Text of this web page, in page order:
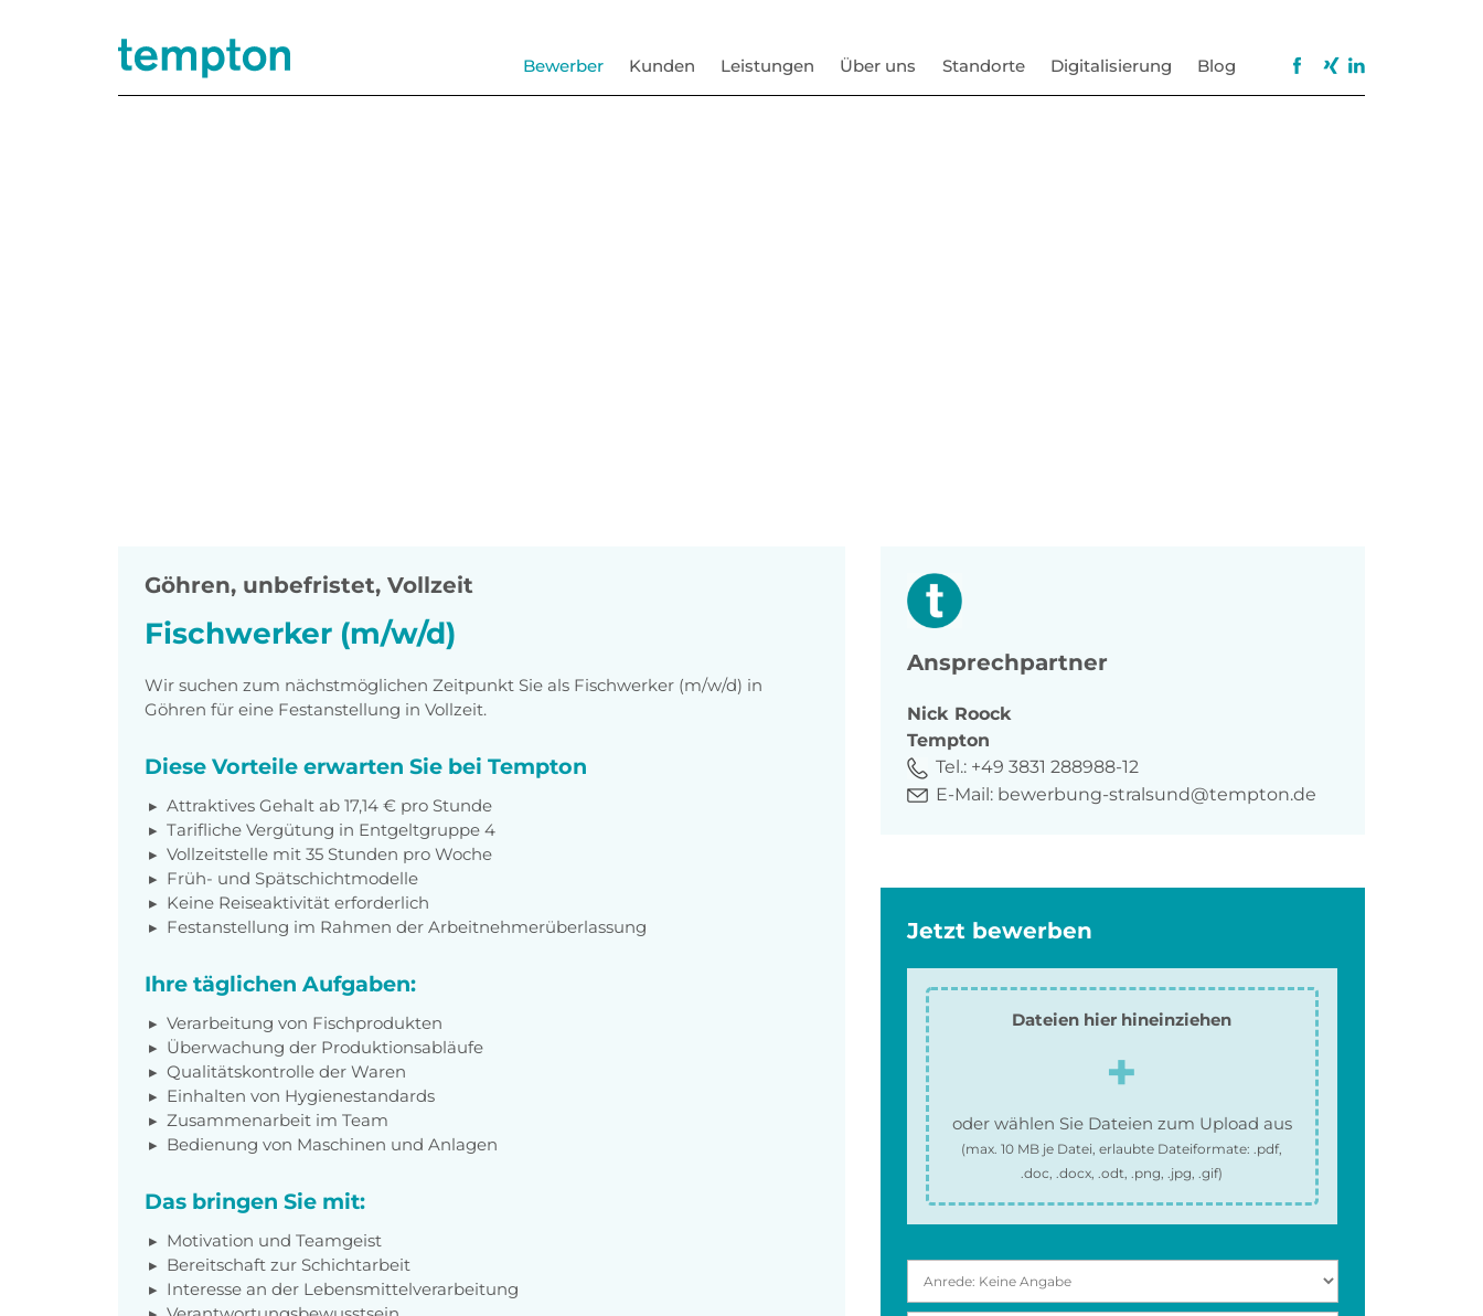
Bewerber Kunden Leistungen Über uns Standorte Digitalisierung Blog
Göhren, unbefristet, Vollzeit
Fischwerker (m/w/d)
Wir suchen zum nächstmöglichen Zeitpunkt Sie als Fischwerker (m/w/d) in
Göhren für eine Festanstellung in Vollzeit.
Diese Vorteile erwarten Sie bei Tempton
Attraktives Gehalt ab 17,14 € pro Stunde
Tarifliche Vergütung in Entgeltgruppe 4
Vollzeitstelle mit 35 Stunden pro Woche
Früh- und Spätschichtmodelle
Keine Reiseaktivität erforderlich
Festanstellung im Rahmen der Arbeitnehmerüberlassung
Ihre täglichen Aufgaben:
Verarbeitung von Fischprodukten
Überwachung der Produktionsabläufe
Qualitätskontrolle der Waren
Einhalten von Hygienestandards
Zusammenarbeit im Team
Bedienung von Maschinen und Anlagen
Das bringen Sie mit:
Motivation und Teamgeist
Bereitschaft zur Schichtarbeit
Interesse an der Lebensmittelverarbeitung
Ansprechpartner
Nick Roock
Tempton
Tel.: +49 3831 288988-12
E-Mail: bewerbung-stralsund@tempton.de
Jetzt bewerben
Dateien hier hineinziehen
oder wählen Sie Dateien zum Upload aus
(max.10 MB je Datei, erlaubte Dateiformate:.pdf,
.doc, .docx, .odt, .png, .jpg, .gif)